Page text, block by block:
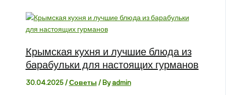
Крымская кухня и лучшие блюда из
барабульки для настоящих гурманов
30.04.2025/Советы / Byadmin